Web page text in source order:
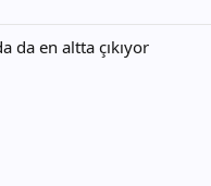
da en altta çıkıyor